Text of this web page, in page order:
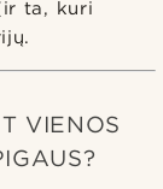
ta, kuri
VIENOS